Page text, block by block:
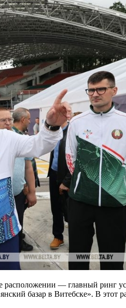
расположении — главный
базар в Витебске». В этот